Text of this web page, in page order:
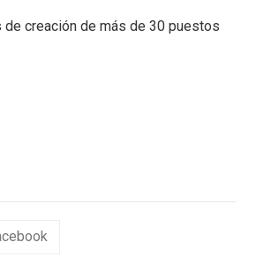
de creación de más de 30 puestos